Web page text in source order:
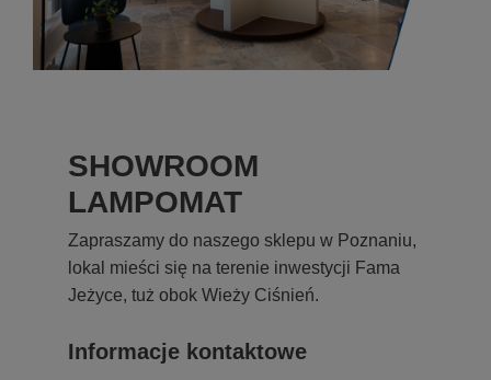
SHOWROOM
LAMPOMAT
Zapraszamy do naszego sklepu w Poznaniu,
lokal mieści się na terenie inwestycji Fama
Jeżyce, tuż obok Wieży Ciśnień.
Informacje kontaktowe